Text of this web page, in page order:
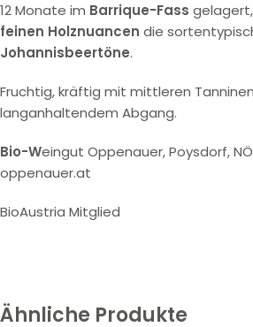
12 Monate im Barrique-Fass
feinen Holznuancen die
Johannisbeertöne.
Fruchtig, kräftig mit mittleren
langanhaltendem Abgang.
Bio-Weingut Oppenauer, Poysdorf,
oppenauer.at
BioAustria Mitglied
Ähnliche Produkte